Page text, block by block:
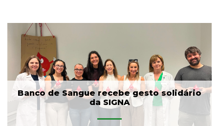
Banco de Sangue recebe gesto solidário
da SIGNA